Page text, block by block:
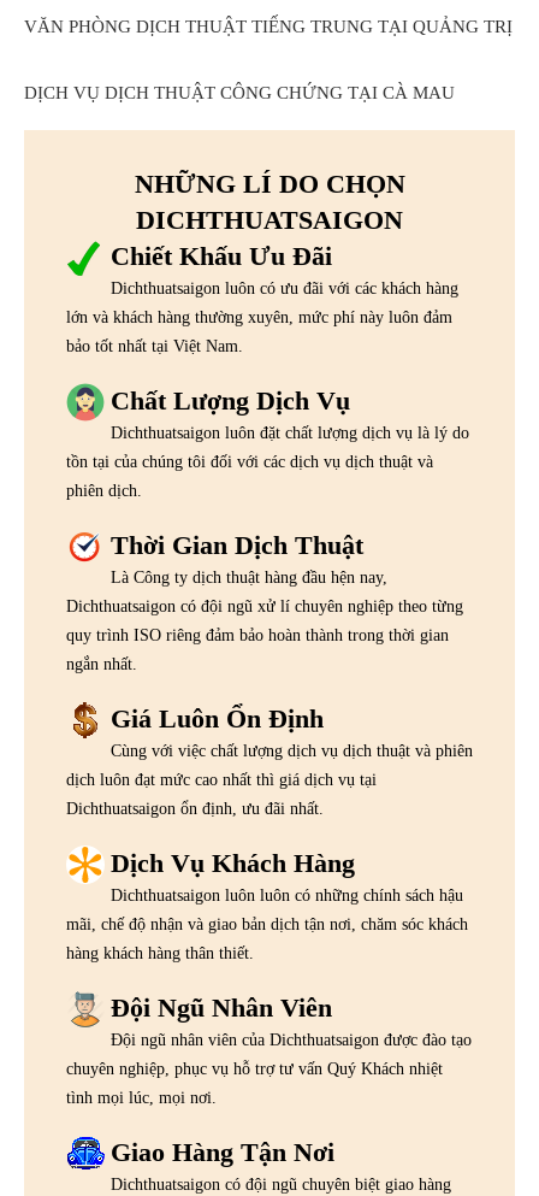
VĂN PHÒNG DỊCH THUẬT TIẾNG TRUNG TẠI QUẢNG TRỊ
DỊCH VỤ DỊCH THUẬT CÔNG CHỨNG TẠI CÀ MAU
NHỮNG LÍ DO CHỌN
DICHTHUATSAIGON
Chiết Khấu Ưu Đãi
Dichthuatsaigon luôn có ưu đãi với các khách hàng
lớn và khách hàng thường xuyên, mức phí này luôn đảm
bảo tốt nhất tại Việt Nam.
Chất Lượng Dịch Vụ
Dichthuatsaigon luôn đặt chất lượng dịch vụ là lý do
tồn tại của chúng tôi đối với các dịch vụ dịch thuật và
phiên dịch.
Thời Gian Dịch Thuật
Là Công ty dịch thuật hàng đầu hện nay,
Dichthuatsaigon có đội ngũ xử lí chuyên nghiệp theo từng
quy trình ISO riêng đảm bảo hoàn thành trong thời gian
ngắn nhất.
Giá Luôn Ổn Định
Cùng với việc chất lượng dịch vụ dịch thuật và phiên
dịch luôn đạt mức cao nhất thì giá dịch vụ tại
Dichthuatsaigon ổn định, ưu đãi nhất.
Dịch Vụ Khách Hàng
Dichthuatsaigon luôn luôn có những chính sách hậu
mãi, chế độ nhận và giao bản dịch tận nơi, chăm sóc khách
hàng khách hàng thân thiết.
Đội Ngũ Nhân Viên
Đội ngũ nhân viên của Dichthuatsaigon được đào tạo
chuyên nghiệp, phục vụ hỗ trợ tư vấn Quý Khách nhiệt
tình mọi lúc, mọi nơi.
Giao Hàng Tận Nơi
Dichthuatsaigon có đội ngũ chuyên biệt giao hàng